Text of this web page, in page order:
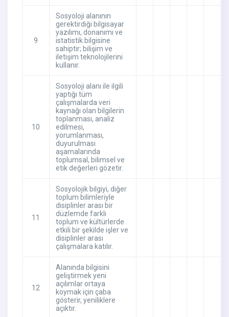
9
Sosyoloji alanının
gerektirdiği bilgisayar
yazılımı, donanımı ve
istatistik bilgisine
sahiptir; bilişim ve
iletişim teknolojilerini
kullanır.
10
Sosyoloji alanı ile ilgili
yaptığı tüm
çalışmalarda veri
kaynağı olan bilgilerin
toplanması, analiz
edilmesi,
yorumlanması,
duyurulması
aşamalarında
toplumsal, bilimsel ve
etik değerleri gözetir.
11
Sosyolojik bilgiyi, diğer
toplum bilimleriyle
disiplinler arası bir
düzlemde farklı
toplum ve kültürlerde
etkili bir şekilde işler ve
disiplinler arası
çalışmalara katılır.
12
Alanında bilgisini
geliştirmek yeni
açılımlar ortaya
koymak için çaba
gösterir, yeniliklere
açıktır.